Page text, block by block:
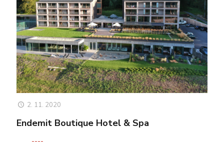
2. 11. 2020
Endemit Boutique Hotel & Spa